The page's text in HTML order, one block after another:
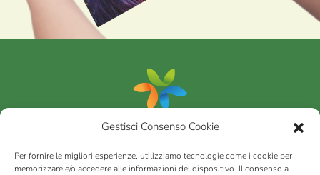
Gestisci Consenso Cookie
Per fornire le migliori esperienze, utilizziamo tecnologie come i cookie per
memorizzare e/o accedere alle informazioni del dispositivo. Il consenso a
Portfolio